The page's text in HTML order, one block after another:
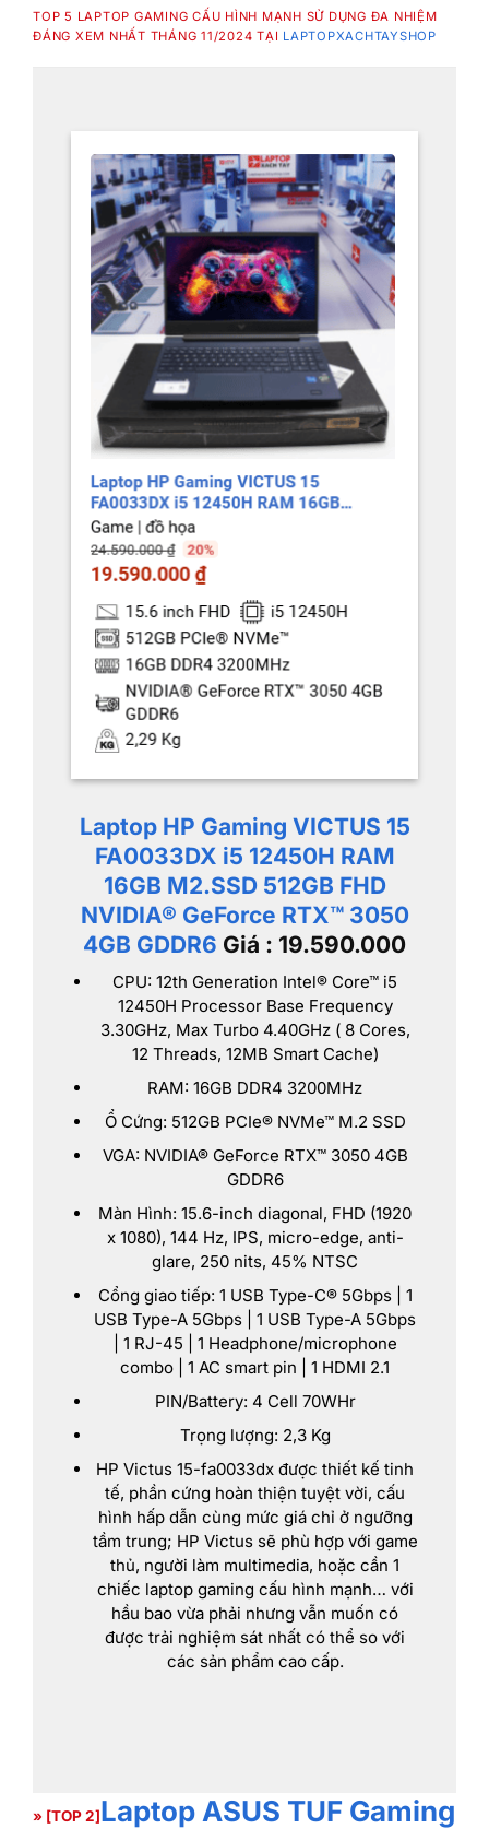
TOP 5 LAPTOP GAMING CẤU HÌNH MẠNH SỬ DỤNG ĐA NHIỆM
ĐÁNG XEM NHẤT THÁNG 11/2024 TẠI LAPTOPXACHTAYSHOP
Laptop HP Gaming VICTUS 15
FA0033DX i5 12450H RAM
16GB M2.SSD 512GB FHD
NVIDIA® GeForce RTX™ 3050
4GB GDDR6 Giá : 19.590.000
CPU: 12th Generation Intel® Core™ i5
12450H Processor Base Frequency
3.30GHz, Max Turbo 4.40GHz ( 8 Cores,
12 Threads, 12MB Smart Cache)
RAM: 16GB DDR4 3200MHz
Ổ Cứng: 512GB PCIe® NVMe™ M.2 SSD
VGA: NVIDIA® GeForce RTX™ 3050 4GB
GDDR6
Màn Hình: 15.6-inch diagonal, FHD (1920
x 1080), 144 Hz, IPS, micro-edge, anti-
glare, 250 nits, 45% NTSC
Cổng giao tiếp: 1 USB Type-C® 5Gbps | 1
USB Type-A 5Gbps | 1 USB Type-A 5Gbps
| 1 RJ-45 | 1 Headphone/microphone
combo | 1 AC smart pin | 1 HDMI 2.1
PIN/Battery: 4 Cell 70WHr
Trọng lượng: 2,3 Kg
HP Victus 15-fa0033dx được thiết kế tinh
tế, phần cứng hoàn thiện tuyệt vời, cấu
hình hấp dẫn cùng mức giá chỉ ở ngưỡng
tầm trung; HP Victus sẽ phù hợp với game
thủ, người làm multimedia, hoặc cần 1
chiếc laptop gaming cấu hình mạnh… với
hầu bao vừa phải nhưng vẫn muốn có
được trải nghiệm sát nhất có thể so với
các sản phẩm cao cấp.
» [TOP 2]Laptop ASUS TUF Gaming